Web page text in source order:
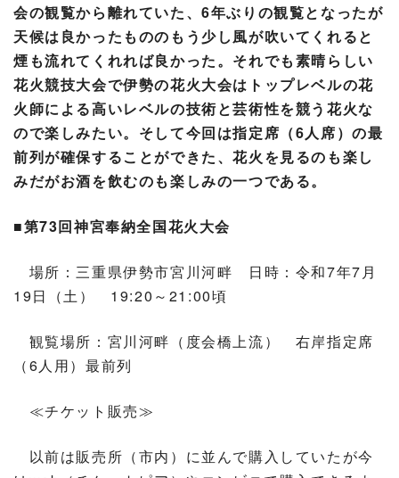
会の観覧から離れていた、6年ぶりの観覧となったが
天候は良かったもののもう少し風が吹いてくれると
煙も流れてくれれば良かった。それでも素晴らしい
花火競技大会で伊勢の花火大会はトップレベルの花
火師による高いレベルの技術と芸術性を競う花火な
ので楽しみたい。そして今回は指定席（6人席）の最
前列が確保することができた、花火を見るのも楽し
みだがお酒を飲むのも楽しみの一つである。
■第73回神宮奉納全国花火大会
場所：三重県伊勢市宮川河畔 日時：令和7年7月
19日（土） 19:20～21:00頃
観覧場所：宮川河畔（度会橋上流） 右岸指定席
（6人用）最前列
≪チケット販売≫
以前は販売所（市内）に並んで購入していたが今